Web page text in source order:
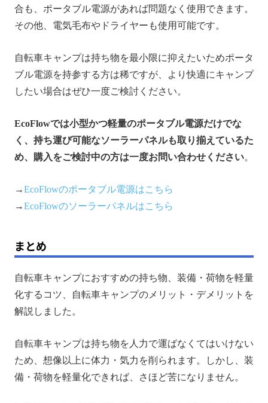
合も、ポータブル電源があれば問題なく使用できます。
その他、電気毛布やドライヤーも使用可能です。
自転車キャンプは持ち物を最小限に抑えたいためポータ
ブル電源を持参する方は稀ですが、より快適にキャンプ
したい場合はぜひ一度ご検討ください。
EcoFlowでは小型かつ軽量のポータブル電源だけでな
く、持ち運び可能なソーラーパネルも取り揃えているた
め、購入をご検討中の方は一度お問い合わせください。
→EcoFlowのポータブル電源はこちら
→EcoFlowのソーラーパネルはこちら
まとめ
自転車キャンプにおすすめの持ち物、装備・荷物を軽量
化するコツ、自転車キャンプのメリット・デメリットを
解説しました。
自転車キャンプは持ち物を人力で運ばなくてはいけない
ため、想像以上に体力・気力を削られます。しかし、装
備・荷物を軽量化できれば、さほど苦になりません。